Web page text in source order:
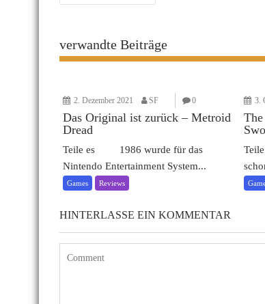
verwandte Beiträge
2. Dezember 2021 SF 0
Das Original ist zurück – Metroid
Dread
Teile es 1986 wurde für das
Nintendo Entertainment System...
Games Reviews
3.
HINTERLASSE EIN KOMMENTAR